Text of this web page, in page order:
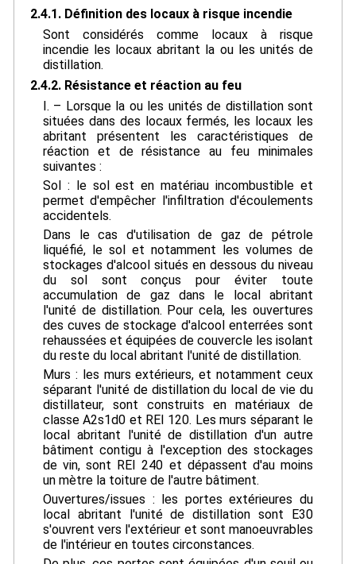
2.4.1. Définition des locaux à risque incendie
Sont considérés comme locaux à risque
incendie les locaux abritant la ou les unités de
distillation.
2.4.2. Résistance et réaction au feu
I. – Lorsque la ou les unités de distillation sont
situées dans des locaux fermés, les locaux les
abritant présentent les caractéristiques de
réaction et de résistance au feu minimales
suivantes :
Sol : le sol est en matériau incombustible et
permet d'empêcher l'infiltration d'écoulements
accidentels.
Dans le cas d'utilisation de gaz de pétrole
liquéfié, le sol et notamment les volumes de
stockages d'alcool situés en dessous du niveau
du sol sont conçus pour éviter toute
accumulation de gaz dans le local abritant
l'unité de distillation. Pour cela, les ouvertures
des cuves de stockage d'alcool enterrées sont
rehaussées et équipées de couvercle les isolant
du reste du local abritant l'unité de distillation.
Murs : les murs extérieurs, et notamment ceux
séparant l'unité de distillation du local de vie du
distillateur, sont construits en matériaux de
classe A2s1d0 et REI 120. Les murs séparant le
local abritant l'unité de distillation d'un autre
bâtiment contigu à l'exception des stockages
de vin, sont REI 240 et dépassent d'au moins
un mètre la toiture de l'autre bâtiment.
Ouvertures/issues : les portes extérieures du
local abritant l'unité de distillation sont E30
s'ouvrent vers l'extérieur et sont manoeuvrables
de l'intérieur en toutes circonstances.